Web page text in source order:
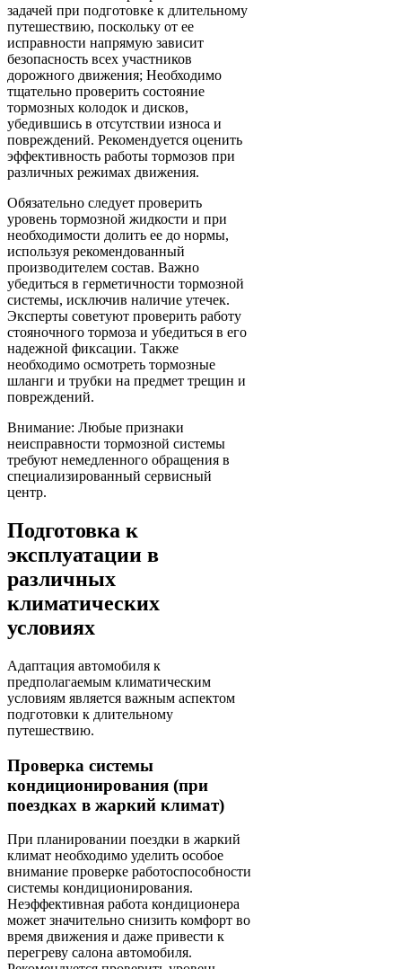
задачей при подготовке к длительному
путешествию, поскольку от ее
исправности напрямую зависит
безопасность всех участников
дорожного движения; Необходимо
тщательно проверить состояние
тормозных колодок и дисков,
убедившись в отсутствии износа и
повреждений. Рекомендуется оценить
эффективность работы тормозов при
различных режимах движения.
Обязательно следует проверить
уровень тормозной жидкости и при
необходимости долить ее до нормы,
используя рекомендованный
производителем состав. Важно
убедиться в герметичности тормозной
системы, исключив наличие утечек.
Эксперты советуют проверить работу
стояночного тормоза и убедиться в его
надежной фиксации. Также
необходимо осмотреть тормозные
шланги и трубки на предмет трещин и
повреждений.
Внимание: Любые признаки
неисправности тормозной системы
требуют немедленного обращения в
специализированный сервисный
центр.
Подготовка к
эксплуатации в
различных
климатических
условиях
Адаптация автомобиля к
предполагаемым климатическим
условиям является важным аспектом
подготовки к длительному
путешествию.
Проверка системы
кондиционирования (при
поездках в жаркий климат)
При планировании поездки в жаркий
климат необходимо уделить особое
внимание проверке работоспособности
системы кондиционирования.
Неэффективная работа кондиционера
может значительно снизить комфорт во
время движения и даже привести к
перегреву салона автомобиля.